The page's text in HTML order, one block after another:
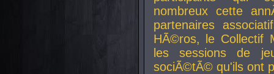
nombreux cette
partenaires
HÃ©ros, le Collectif
les sessions de
sociÃ©tÃ© qu'ils ont